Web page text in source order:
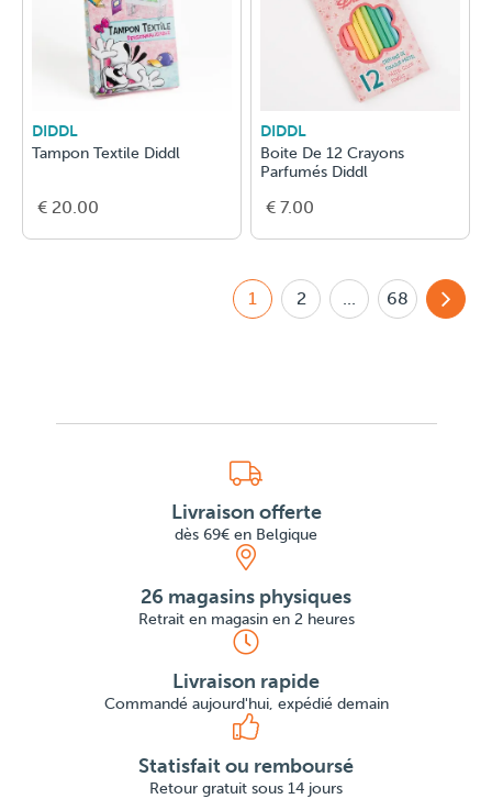
DIDDL
Tampon Textile Diddl
€ 20.00
DIDDL
Boite De 12 Crayons
Parfumés Diddl
€ 7.00
1 2 ... 68
Livraison offerte
dès 69€ en Belgique
26 magasins physiques
Retrait en magasin en 2 heures
Livraison rapide
Commandé aujourd'hui, expédié demain
Statisfait ou remboursé
Retour gratuit sous 14 jours